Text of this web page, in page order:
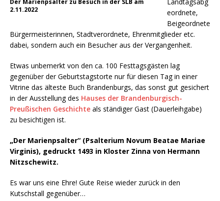
2.11.2022
eordnete,
Beigeordnete
Bürgermeisterinnen, Stadtverordnete, Ehrenmitglieder etc.
dabei, sondern auch ein Besucher aus der Vergangenheit.
Etwas unbemerkt von den ca. 100 Festtagsgästen lag
gegenüber der Geburtstagstorte nur für diesen Tag in einer
Vitrine das älteste Buch Brandenburgs, das sonst gut gesichert
in der Ausstellung des Hauses der Brandenburgisch-
Preußischen Geschichte als ständiger Gast (Dauerleihgabe)
zu besichtigen ist.
„Der Marienpsalter“ (Psalterium Novum Beatae Mariae
Virginis), gedruckt 1493 in Kloster Zinna von Hermann
Nitzschewitz.
Es war uns eine Ehre! Gute Reise wieder zurück in den
Kutschstall gegenüber…